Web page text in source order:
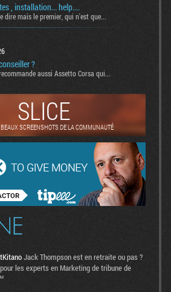
, installation... help....
dire mais le premier, qui n'est que...
?
aussi Assetto Corsa qui...
SLICE
SCREENSHOTS DE LA COMMUNAUTÉ
Jack Thompson est en retraite ou pas ?
les experts en Marketing de tribune de